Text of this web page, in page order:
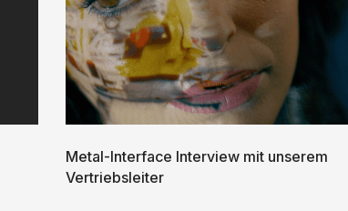
Metal-Interface Interview mit unserem
Vertriebsleiter